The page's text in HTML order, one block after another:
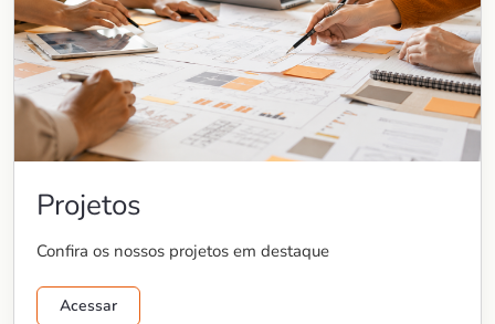
Projetos
Confira os nossos projetos em destaque
Acessar